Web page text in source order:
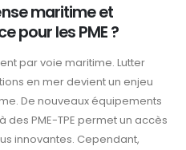
maritime et
pour les PME ?
par voie maritime. Lutter
en mer devient un enjeu
De nouveaux équipements
PME-TPE permet un accès
innovantes. Cependant,